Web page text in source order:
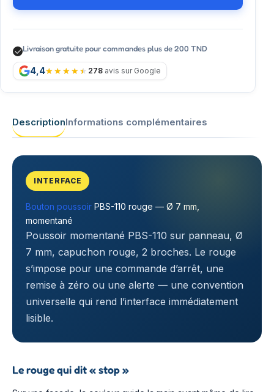
Livraison gratuite pour commandes plus de 200 TND
4,4 278 avis sur Google
DescriptionInformations complémentaires
INTERFACE
Bouton poussoir PBS-110 rouge — Ø 7 mm,
momentané
Poussoir momentané PBS-110 sur panneau, Ø
7 mm, capuchon rouge, 2 broches. Le rouge
s’impose pour une commande d’arrêt, une
remise à zéro ou une alerte — une convention
universelle qui rend l’interface immédiatement
lisible.
Le rouge qui dit « stop »